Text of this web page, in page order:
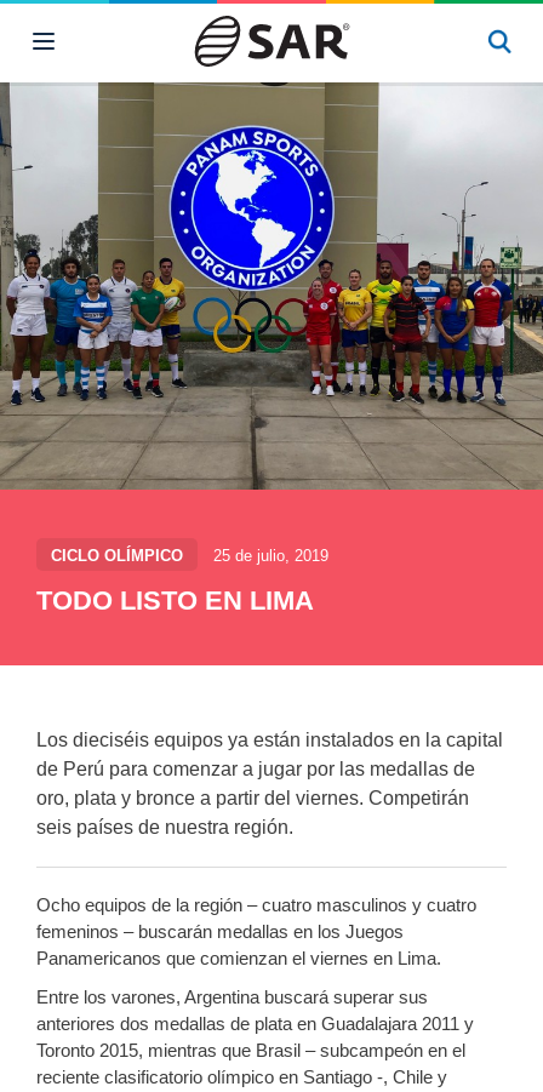
CICLO OLÍMPICO 25 de julio, 2019
TODO LISTO EN LIMA
Los dieciséis equipos ya están instalados en la capital
de Perú para comenzar a jugar por las medallas de
oro, plata y bronce a partir del viernes. Competirán
seis países de nuestra región.
Ocho equipos de la región – cuatro masculinos y cuatro
femeninos – buscarán medallas en los Juegos
Panamericanos que comienzan el viernes en Lima.
Entre los varones, Argentina buscará superar sus
anteriores dos medallas de plata en Guadalajara 2011 y
Toronto 2015, mientras que Brasil – subcampeón en el
reciente clasificatorio olímpico en Santiago -, Chile y